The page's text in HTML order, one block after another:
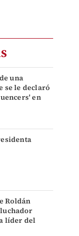
una
se le declaró
en
Roldán
líder del